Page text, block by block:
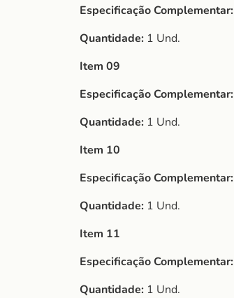
Especificação Complementar:
Quantidade: 1 Und.
Item 09
Especificação Complementar:
Quantidade: 1 Und.
Item 10
Especificação Complementar:
Quantidade: 1 Und.
Item 11
Especificação Complementar:
Quantidade: 1 Und.